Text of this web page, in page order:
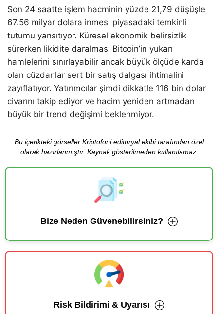
Son 24 saatte işlem hacminin yüzde 21,79 düşüşle
67.56 milyar dolara inmesi piyasadaki temkinli
tutumu yansıtıyor. Küresel ekonomik belirsizlik
sürerken likidite daralması Bitcoin’in yukarı
hamlelerini sınırlayabilir ancak büyük ölçüde karda
olan cüzdanlar sert bir satış dalgası ihtimalini
zayıflatıyor. Yatırımcılar şimdi dikkatle 116 bin dolar
civarını takip ediyor ve hacim yeniden artmadan
büyük bir trend değişimi beklenmiyor.
Bu içerikteki görseller Kriptofoni editoryal ekibi tarafından özel
olarak hazırlanmıştır. Kaynak gösterilmeden kullanılamaz.
Bize Neden Güvenebilirsiniz?
Risk Bildirimi & Uyarısı